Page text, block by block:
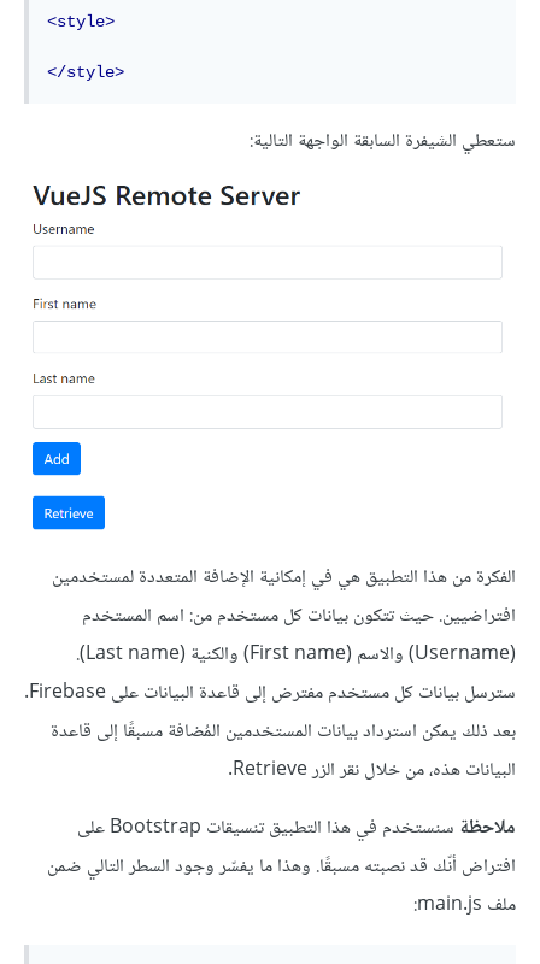
<style>
</style>
ستعطي الشيفرة السابقة الواجهة التالية:
الفكرة من هذا التطبيق هي في إمكانية الإضافة المتعددة لمستخدمين
افتراضيين. حيث تتكون بيانات كل مستخدم من: اسم المستخدم
(Username) والاسم (First name) والكنية (Last name).
سترسل بيانات كل مستخدم مفترض إلى قاعدة البيانات على Firebase.
بعد ذلك يمكن استرداد بيانات المستخدمين المُضافة مسبقًا إلى قاعدة
البيانات هذه، من خلال نقر الزر Retrieve.
ملاحظة
سنستخدم في هذا التطبيق تنسيقات Bootstrap على
افتراض أنّك قد نصبته مسبقًا. وهذا ما يفسّر وجود السطر التالي ضمن
ملف main.js: